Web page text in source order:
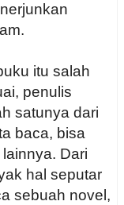
itu salah
penulis
satunya dari
baca, bisa
Dari
hal seputar
sebuah novel,